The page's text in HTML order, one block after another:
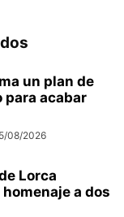
un plan de
acabar
08/2026
Lorca
a dos